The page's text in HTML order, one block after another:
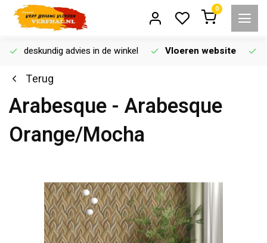
0
deskundig advies in de winkel Vloeren website
Terug
Arabesque - Arabesque
Orange/Mocha